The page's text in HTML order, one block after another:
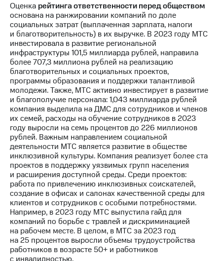
Интервью
Финансовая
отчетность
Контакты
Пригласить
спикера
и акционерам
Корпоративное
управление
Корпоративный
секретарь
Раскрытие
информации
Информация
акционерам
Документы
ПАО
"МТС"
Собрания
акционеров
Личный
кабинет
Оценка рейтинга ответственности перед обществом
основана на ранжировании компаний по доле
социальных затрат (выплаченная зарплата, налоги
и благотворительность) в их выручке. В 2023 году МТС
инвестировала в развитие региональной
инфраструктуры 101,5 миллиарда рублей, направила
более 707,3 миллиона рублей на реализацию
благотворительных и социальных проектов,
программы образования и поддержки талантливой
молодежи. Также, МТС активно инвестирует в развитие
и благополучие персонала: 1,043 миллиарда рублей
компания выделила на ДМС для сотрудников и членов
их семей, расходы на обучение сотрудников в 2023
году выросли на семь процентов до 226 миллионов
рублей. Важным направлением социальной
деятельности МТС является развитие в обществе
инклюзивной культуры. Компания реализует более ста
проектов в поддержку уязвимых групп населения
и расширения доступной среды. Среди проектов:
работа по привлечению инклюзивных соискателей,
создание в офисах и салонах качественной среды для
клиентов и сотрудников с особыми потребностями.
Например, в 2023 году МТС выпустила гайд для
компаний по борьбе с травлей и дискриминацией
на рабочем месте. В целом, в МТС за 2023 год
на 25 процентов выросли объемы трудоустройства
работников в возрасте 50+ и работников